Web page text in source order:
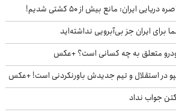
ایران: مانع بیش از ۵۰ کشتی شدیم!
برای ایران جز بی‌آبرویی نداشته‌اید
متعلق به چه کسانی است؟ +عکس
در استقلال و تیم جدیدش باورنکردنی است! +عکس
جواب نداد